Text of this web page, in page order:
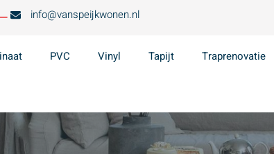
info@vanspeijkwonen.nl
PVC Vinyl Tapijt Traprenovatie